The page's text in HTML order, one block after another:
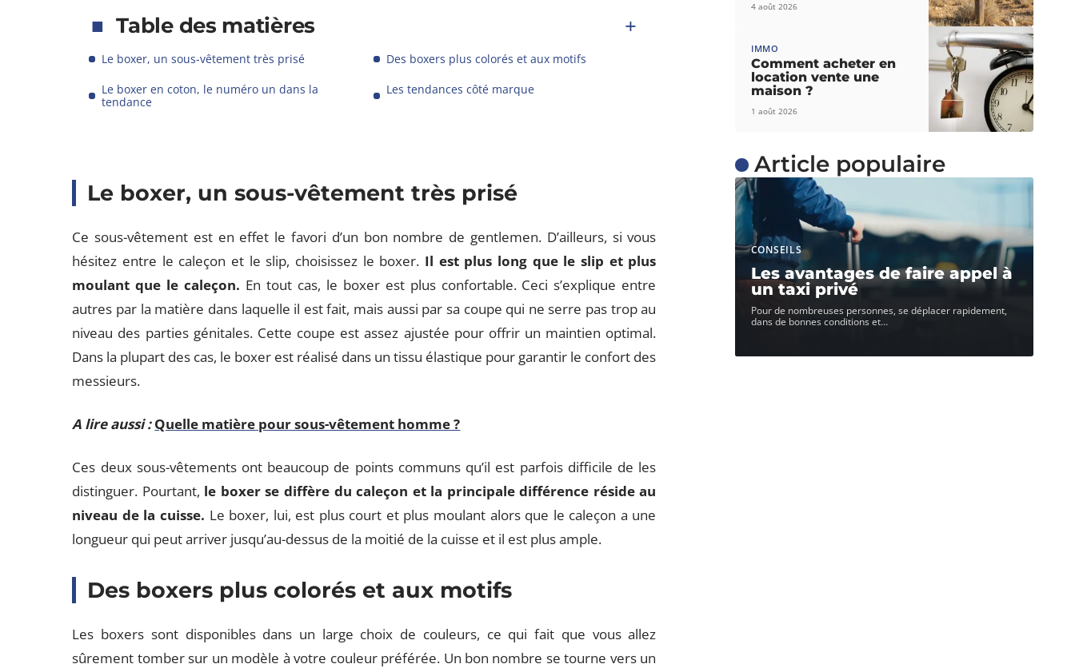
Table des matières
Le boxer, un sous-vêtement très prisé
Des boxers plus colorés et aux motifs
Le boxer en coton, le numéro un dans la
tendance
Les tendances côté marque
Le boxer, un sous-vêtement très prisé
Ce sous-vêtement est en effet le favori d’un bon nombre de gentlemen. D’ailleurs, si vous
hésitez entre le caleçon et le slip, choisissez le boxer. Il est plus long que le slip et plus
moulant que le caleçon. En tout cas, le boxer est plus confortable. Ceci s’explique entre
autres par la matière dans laquelle il est fait, mais aussi par sa coupe qui ne serre pas trop au
niveau des parties génitales. Cette coupe est assez ajustée pour offrir un maintien optimal.
Dans la plupart des cas, le boxer est réalisé dans un tissu élastique pour garantir le confort des
messieurs.
A lire aussi : Quelle matière pour sous-vêtement homme ?
Ces deux sous-vêtements ont beaucoup de points communs qu’il est parfois difficile de les
distinguer. Pourtant, le boxer se diffère du caleçon et la principale différence réside au
niveau de la cuisse. Le boxer, lui, est plus court et plus moulant alors que le caleçon a une
longueur qui peut arriver jusqu’au-dessus de la moitié de la cuisse et il est plus ample.
Des boxers plus colorés et aux motifs
Les boxers sont disponibles dans un large choix de couleurs, ce qui fait que vous allez
sûrement tomber sur un modèle à votre couleur préférée. Un bon nombre se tourne vers un
4 août 2026
IMMO
Comment acheter en
location vente une
maison ?
1 août 2026
Article populaire
CONSEILS
Les avantages de faire appel à
un taxi privé
Pour de nombreuses personnes, se déplacer rapidement,
dans de bonnes conditions et…